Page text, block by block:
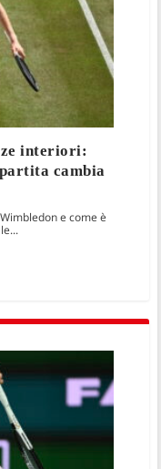
interiori:
cambia
e come è